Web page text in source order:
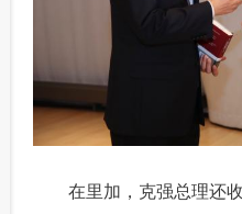
在里加，克强总理还